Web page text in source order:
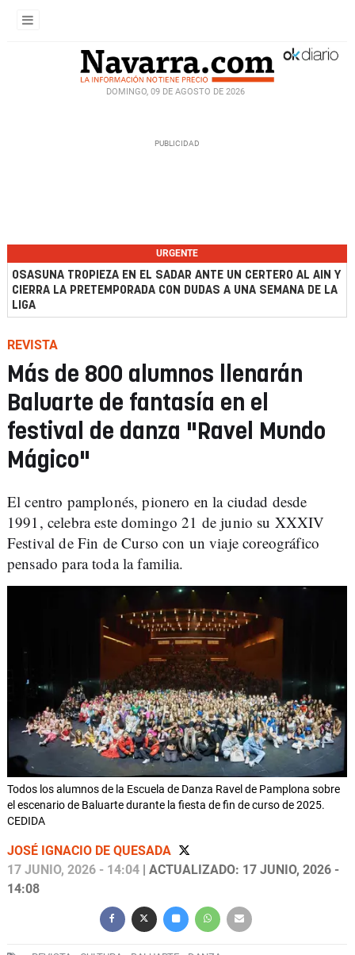
DOMINGO, 09 DE AGOSTO DE 2026
URGENTE
OSASUNA TROPIEZA EN EL SADAR ANTE UN CERTERO AL AIN Y
CIERRA LA PRETEMPORADA CON DUDAS A UNA SEMANA DE LA
LIGA
REVISTA
Más de 800 alumnos llenarán
Baluarte de fantasía en el
festival de danza "Ravel Mundo
Mágico"
El centro pamplonés, pionero en la ciudad desde
1991, celebra este domingo 21 de junio su XXXIV
Festival de Fin de Curso con un viaje coreográfico
pensado para toda la familia.
Todos los alumnos de la Escuela de Danza Ravel de Pamplona sobre
el escenario de Baluarte durante la fiesta de fin de curso de 2025.
CEDIDA
JOSÉ IGNACIO DE QUESADA
17 JUNIO, 2026 - 14:04 | ACTUALIZADO: 17 JUNIO, 2026 -
14:08